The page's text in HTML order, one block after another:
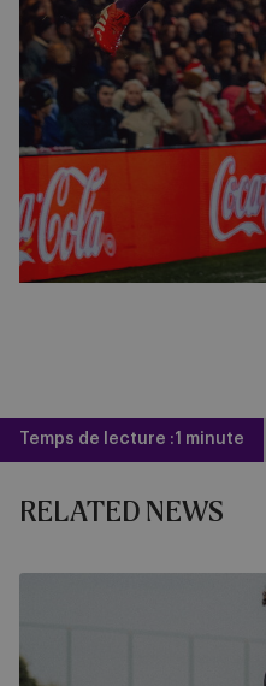
Temps de lecture :1 minute
RELATED NEWS
Lecce